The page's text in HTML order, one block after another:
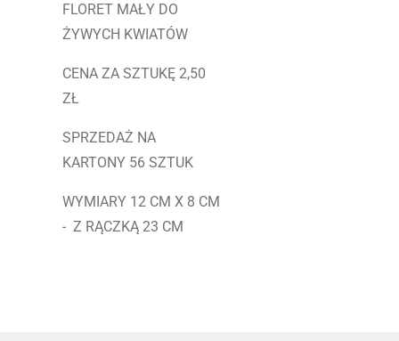
FLORET MAŁY DO
ŻYWYCH KWIATÓW
CENA ZA SZTUKĘ 2,50
ZŁ
SPRZEDAŻ NA
KARTONY 56 SZTUK
WYMIARY 12 CM X 8 CM
- Z RĄCZKĄ 23 CM